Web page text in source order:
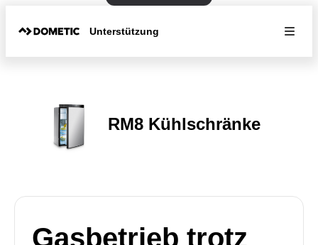
Unterstützung
RM8 Kühlschränke
Gasbetrieb trotz